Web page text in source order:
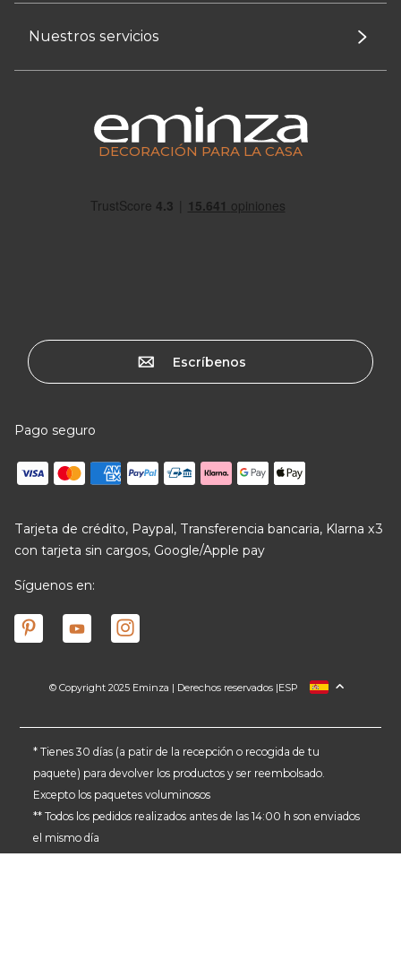
Nuestros servicios
DECORACIÓN PARA LA CASA
Escríbenos
Pago seguro
Tarjeta de crédito, Paypal, Transferencia bancaria, Klarna x3
con tarjeta sin cargos, Google/Apple pay
Síguenos en:
© Copyright 2025 Eminza | Derechos reservados |
FRANCIA
ALEMANIA
PAÍSES BAJOS
ESP
* Tienes 30 días (a patir de la recepción o recogida de tu
paquete) para devolver los productos y ser reembolsado.
Excepto los paquetes voluminosos
** Todos los pedidos realizados antes de las 14:00 h son enviados
el mismo día